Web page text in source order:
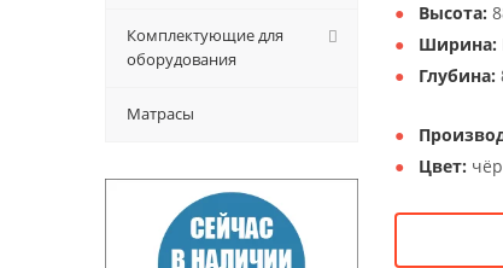
Высота:
Ширина:
Глубина:
Цвет:
Комплектующие для
оборудования
Матрасы